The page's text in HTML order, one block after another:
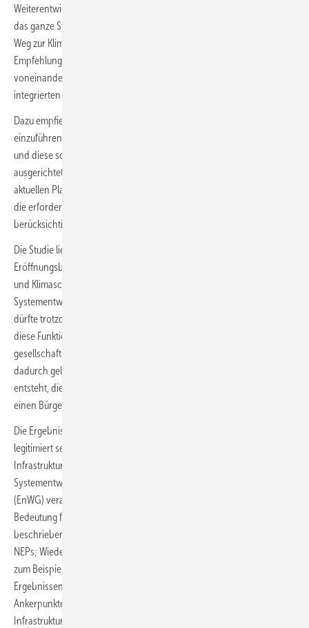
Weiterentwicklung hin zu einer integrierten Energienetzplanung, die
das ganze System in den Blick nimmt, ist ein wichtiger Schritt auf dem
Weg zur Klimaneutralität“, sagt Andreas Kuhlmann. Kern der
Empfehlungen sei die Weiterentwicklung der bestehenden,
voneinander bisher unabhängigen Planungsprozesse hin zu einer
integrierten Planung.
Dazu empfiehlt die Dena-Studie einen Systementwicklungsplan
einzuführen, der den heutigen Netzentwicklungsplänen vorgelagert ist
und diese so auf eine gemeinsame, auf das Ziel der Klimaneutralität
ausgerichtete Grundlage stellt. Zusätzlich zeigt die Studie, wie die
aktuellen Planungsprozesse weiterentwickelt werden sollten und wie
die erforderlichen Innovationen bei der Netzplanung noch besser
berücksichtigt und nutzbar gemacht werden können.
Die Studie liefert immerhin einen detaillierten Vorschlag, wie die in der
Eröffnungsbilanz Klimaschutz des Bundesministeriums für Wirtschaft
und Klimaschutz (BMWK) vorgeschlagene
Systementwicklungsstrategie umgesetzt werden kann. Die Umsetzung
dürfte trotzdem schwierig werden. Damit ein Systementwicklungsplan
diese Funktionen erfüllen kann, müssen die Ergebnisse politisch und
gesellschaftlich legitimiert sein. Das soll laut Dena unter anderem
dadurch gelingen, dass eine breit angelegte öffentliche Beteiligung
entsteht, die durch eine prozessbegleitende Stakeholder-Plattform,
einen Bürgerdialog und eine öffentliche Konsultation umgesetzt wird.
Die Ergebnisse des Plans müssen vor allem hinreichend politisch
legitimiert sein, damit er seine Leitwirkung für die darauf aufbauenden
Infrastrukturplanungsprozesse entfalten kann. „Der
Systementwicklungsplan (SEP) sollte im Energiewirtschaftsgesetz
(EnWG) verankert werden. Im Gesetz sollten der SEP und die
Bedeutung für die Folgeprozesse definiert und der Prozess
beschrieben werden: SEP als vorgelagerter Planungsschritt zu den
NEPs; Wiederholung mindestens alle vier Jahre; Zeithorizont des SEP,
zum Beispiel Zieljahr 2045; Verpflichtung der Regierung, sich mit den
Ergebnissen des SEP auseinanderzusetzen und verbindliche
Ankerpunkte für die darauf aufbauenden
Infrastrukturplanungsprozesse abzuleiten.“ heißt es in der Studie.